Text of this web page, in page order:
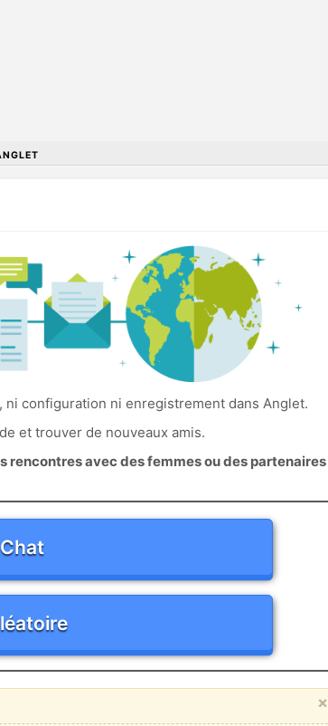
configuration ni enregistrement dans Anglet.
et trouver de nouveaux amis.
rencontres avec des femmes ou des partenaires
×